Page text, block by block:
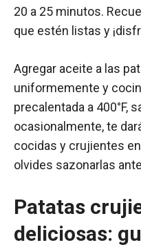
20 a 25 minutos.
que estén listas y
Agregar aceite a las
uniformemente y
precalentada a 400°F,
ocasionalmente, te
cocidas y crujientes
olvides sazonarlas
Patatas
deliciosas: